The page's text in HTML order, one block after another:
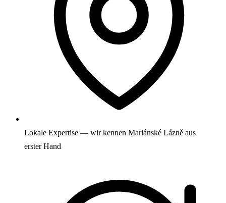
Lokale Expertise — wir kennen Mariánské Lázně aus
erster Hand